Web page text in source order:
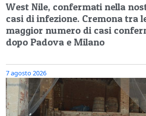
West Nile, confermati nella
casi di infezione. Cremona tra
maggior numero di casi
dopo Padova e Milano
7 agosto 2026